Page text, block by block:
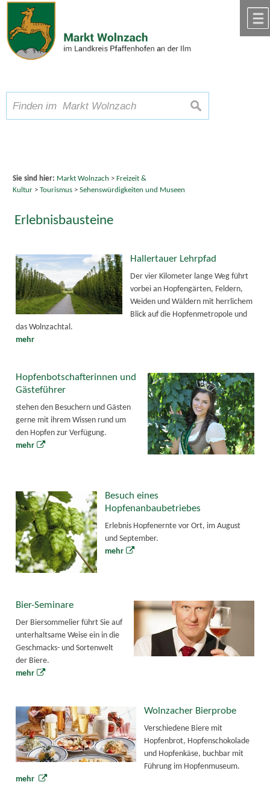
Zum Inhalt,zur Navigation
Schriftgröße A A A suchen
Sie sind hier: Markt Wolnzach > Freizeit &
Kultur> Tourismus> Sehenswürdigkeiten und Museen
Erlebnisbausteine
Hallertauer Lehrpfad
Der vier Kilometer lange Weg führt
vorbei an Hopfengärten, Feldern,
Weiden und Wäldern mit herrlichem
Blick auf die Hopfenmetropole und
das Wolnzachtal.
mehr
Hopfenbotschafterinnen und
Gästeführer
stehen den Besuchern und Gästen
gerne mit ihrem Wissen rund um
den Hopfen zur Verfügung.
mehr
Besuch eines
Hopfenanbaubetriebes
Erlebnis Hopfenernte vor Ort, im August
und September.
mehr
Bier-Seminare
Der Biersommelier führt Sie auf
unterhaltsame Weise ein in die
Geschmacks- und Sortenwelt
der Biere.
mehr
Wolnzacher Bierprobe
Verschiedene Biere mit
Hopfenbrot, Hopfenschokolade
und Hopfenkäse, buchbar mit
Führung im Hopfenmuseum.
mehr